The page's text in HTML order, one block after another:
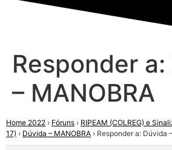
Responder
– MANOBRA
Home 2022 › Fóruns › RIPEAM (COLREG) e
17) › Dúvida – MANOBRA › Responder a: Dúvida